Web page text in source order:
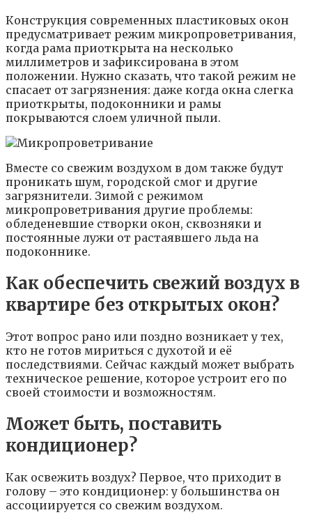
Конструкция современных пластиковых окон
предусматривает режим микропроветривания,
когда рама приоткрыта на несколько
миллиметров и зафиксирована в этом
положении. Нужно сказать, что такой режим не
спасает от загрязнения: даже когда окна слегка
приоткрыты, подоконники и рамы
покрываются слоем уличной пыли.
Вместе со свежим воздухом в дом также будут
проникать шум, городской смог и другие
загрязнители. Зимой с режимом
микропроветривания другие проблемы:
обледеневшие створки окон, сквозняки и
постоянные лужи от растаявшего льда на
подоконнике.
Как обеспечить свежий воздух в
квартире без открытых окон?
Этот вопрос рано или поздно возникает у тех,
кто не готов мириться с духотой и её
последствиями. Сейчас каждый может выбрать
техническое решение, которое устроит его по
своей стоимости и возможностям.
Может быть, поставить
кондиционер?
Как освежить воздух? Первое, что приходит в
голову – это кондиционер: у большинства он
ассоциируется со свежим воздухом.